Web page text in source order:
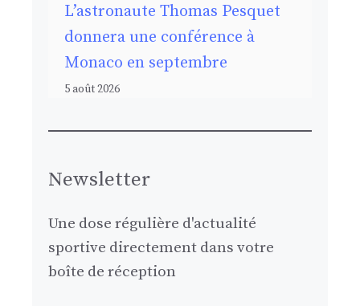
L’astronaute Thomas Pesquet
donnera une conférence à
Monaco en septembre
5 août 2026
Newsletter
Une dose régulière d'actualité
sportive directement dans votre
boîte de réception